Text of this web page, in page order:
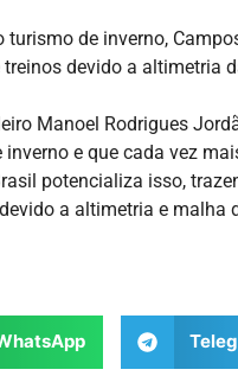
de inverno,
devido a altimetria
Manoel Rodrigues
e que cada vez
potencializa isso,
a altimetria e malha